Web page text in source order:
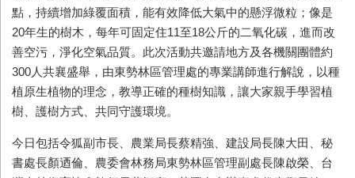
點，持續增加綠覆面積，能有效降低大氣中的懸浮微粒；像是
20年生的樹木，每年可固定住11至18公斤的二氧化碳，進而改
善空污，淨化空氣品質。此次活動共邀請地方及各機關團體約
300人共襄盛舉，由東勢林區管理處的專業講師進行解說，以種
植原生植物的理念，教導正確的種樹知識，讓大家親手學習植
樹、護樹方式、共同守護環境。
今日包括令狐副市長、農業局長蔡精強、建設局長陳大田、秘
書處長顏迺倫、農委會林務局東勢林區管理副處長陳啟榮、台